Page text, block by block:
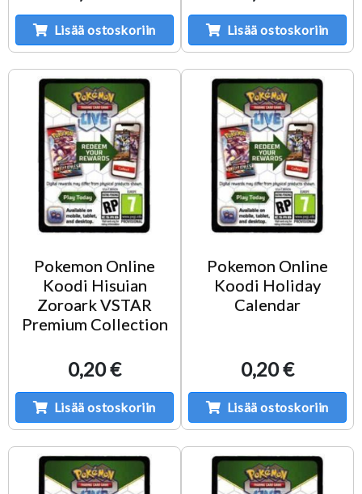
Lisää ostoskoriin Lisää ostoskoriin
Pokemon Online
Koodi Hisuian
Zoroark VSTAR
Premium Collection
0,20 €
Lisää ostoskoriin
Pokemon Online
Koodi Holiday
Calendar
0,20 €
Lisää ostoskoriin